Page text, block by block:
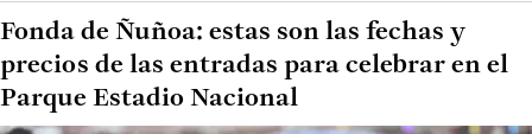
Fonda de Ñuñoa: estas son las fechas y
precios de las entradas para celebrar en el
Parque Estadio Nacional